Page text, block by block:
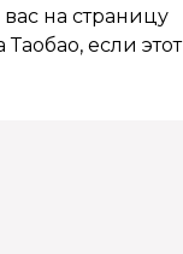
на страницу
если этот